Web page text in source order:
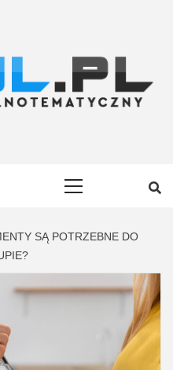
SĄ POTRZEBNE DO